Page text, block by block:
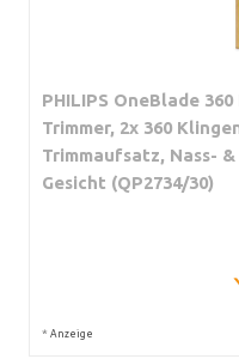
PHILIPS OneBlade
Trimmer, 2x 360
Trimmaufsatz, Nass-
Gesicht (QP2734/30)
* Anzeige